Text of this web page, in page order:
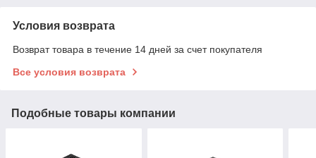
Условия возврата
Возврат товара в течение 14 дней за счет покупателя
Все условия возврата
Подобные товары компании